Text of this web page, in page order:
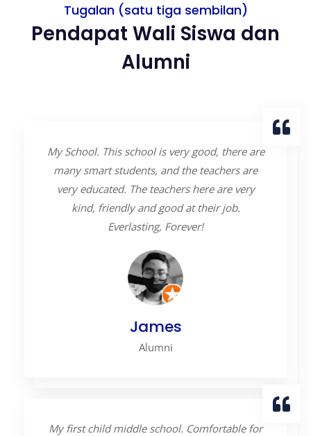
Tugalan (satu tiga sembilan)
Pendapat Wali Siswa dan
Alumni
My School. This school is very good, there are
many smart students, and the teachers are
very educated. The teachers here are very
kind, friendly and good at their job.
Everlasting, Forever!
James
Alumni
My first child middle school. Comfortable for